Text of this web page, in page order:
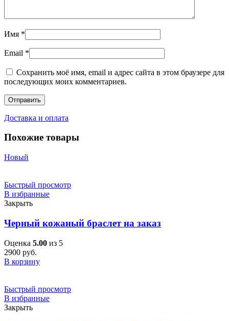
Имя *
Email *
Сохранить моё имя, email и адрес сайта в этом браузере для
последующих моих комментариев.
Доставка и оплата
Похожие товары
Новый
Быстрый просмотр
В избранные
Закрыть
Черный кожаный браслет на заказ
Оценка 5.00 из 5
2900 руб.
В корзину
Быстрый просмотр
В избранные
Закрыть